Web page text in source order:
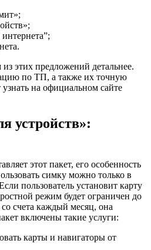
этих предложений детальнее.
по ТП, а также их точную
на официальном сайте
устройств»:
этот пакет, его особенность
симку можно только в
пользователь установит карту
режим будет ограничен до
счета каждый месяц, она
включены такие услуги:
карты и навигаторы от